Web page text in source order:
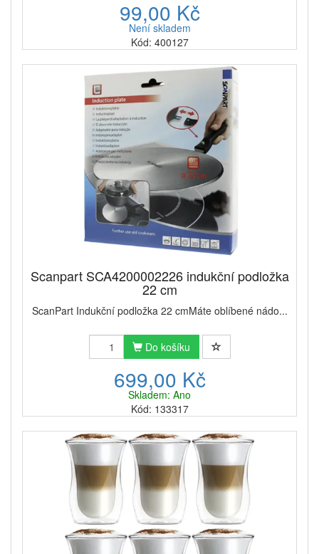
99,00 Kč
Není skladem
Kód: 400127
Scanpart SCA4200002226 indukční podložka
22 cm
ScanPart Indukční podložka 22 cmMáte oblíbené nádo...
Do košíku
699,00 Kč
Skladem: Ano
Kód: 133317